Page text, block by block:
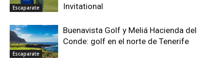
Escaparate
Invitational
Escaparate
Buenavista Golf y Meliá Hacienda del
Conde: golf en el norte de Tenerife